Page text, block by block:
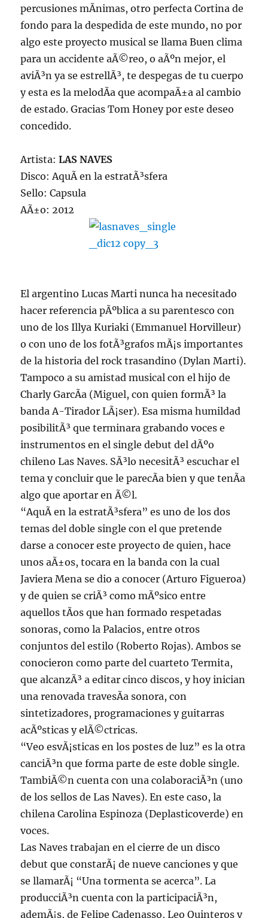
percusiones mÃ­nimas, otro perfecta Cortina de
fondo para la despedida de este mundo, no por
algo este proyecto musical se llama Buen clima
para un accidente aÃ©reo, o aÃºn mejor, el
aviÃ³n ya se estrellÃ³, te despegas de tu cuerpo
y esta es la melodÃ­a que acompaÃ±a al cambio
de estado. Gracias Tom Honey por este deseo
concedido.
Artista:LAS NAVES
Disco: AquÃ­ en la estratÃ³sfera
Sello: Capsula
AÃ±o: 2012
El argentino Lucas Marti nunca ha necesitado
hacer referencia pÃºblica a su parentesco con
uno de los Illya Kuriaki (Emmanuel Horvilleur)
o con uno de los fotÃ³grafos mÃ¡s importantes
de la historia del rock trasandino (Dylan Marti).
Tampoco a su amistad musical con el hijo de
Charly GarcÃ­a (Miguel, con quien formÃ³ la
banda A-Tirador LÃ¡ser). Esa misma humildad
posibilitÃ³ que terminara grabando voces e
instrumentos en el single debut del dÃºo
chileno Las Naves. SÃ³lo necesitÃ³ escuchar el
tema y concluir que le parecÃ­a bien y que tenÃ­a
algo que aportar en Ã©l.
“AquÃ­ en la estratÃ³sfera” es uno de los dos
temas del doble single con el que pretende
darse a conocer este proyecto de quien, hace
unos aÃ±os, tocara en la banda con la cual
Javiera Mena se dio a conocer (Arturo Figueroa)
y de quien se criÃ³ como mÃºsico entre
aquellos tÃ­os que han formado respetadas
sonoras, como la Palacios, entre otros
conjuntos del estilo (Roberto Rojas). Ambos se
conocieron como parte del cuarteto Termita,
que alcanzÃ³ a editar cinco discos, y hoy inician
una renovada travesÃ­a sonora, con
sintetizadores, programaciones y guitarras
acÃºsticas y elÃ©ctricas.
“Veo esvÃ¡sticas en los postes de luz” es la otra
canciÃ³n que forma parte de este doble single.
TambiÃ©n cuenta con una colaboraciÃ³n (uno
de los sellos de Las Naves). En este caso, la
chilena Carolina Espinoza (Deplasticoverde) en
voces.
Las Naves trabajan en el cierre de un disco
debut que constarÃ¡ de nueve canciones y que
se llamarÃ¡ “Una tormenta se acerca”. La
producciÃ³n cuenta con la participaciÃ³n,
ademÃ¡s, de Felipe Cadenasso, Leo Quinteros y